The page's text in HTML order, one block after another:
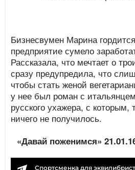
Бизнесвумен Марина
предприятие сумело
Рассказала, что мечтает о
сразу предупредила, что
чтобы стать женой
у нее был роман с
русского ухажера, с
ничего не получилось.
«Давай поженимся»